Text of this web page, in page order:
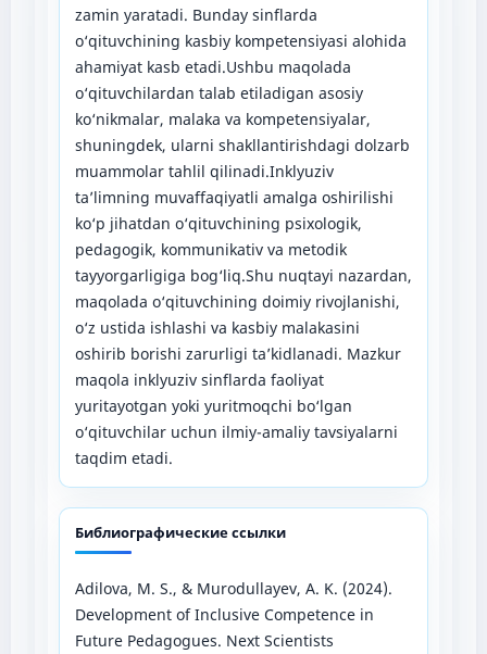
zamin yaratadi. Bunday sinflarda
o‘qituvchining kasbiy kompetensiyasi alohida
ahamiyat kasb etadi.Ushbu maqolada
o‘qituvchilardan talab etiladigan asosiy
ko‘nikmalar, malaka va kompetensiyalar,
shuningdek, ularni shakllantirishdagi dolzarb
muammolar tahlil qilinadi.Inklyuziv
ta’limning muvaffaqiyatli amalga oshirilishi
ko‘p jihatdan o‘qituvchining psixologik,
pedagogik, kommunikativ va metodik
tayyorgarligiga bog‘liq.Shu nuqtayi nazardan,
maqolada o‘qituvchining doimiy rivojlanishi,
o‘z ustida ishlashi va kasbiy malakasini
oshirib borishi zarurligi ta’kidlanadi. Mazkur
maqola inklyuziv sinflarda faoliyat
yuritayotgan yoki yuritmoqchi bo‘lgan
o‘qituvchilar uchun ilmiy-amaliy tavsiyalarni
taqdim etadi.
Библиографические ссылки
Adilova, M. S., & Murodullayev, A. K. (2024).
Development of Inclusive Competence in
Future Pedagogues. Next Scientists